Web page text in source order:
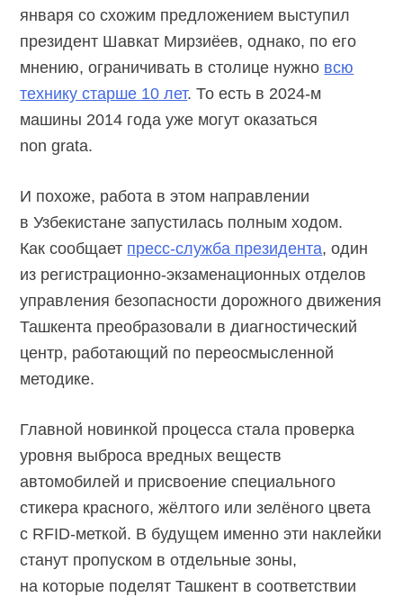
января со схожим предложением выступил
президент Шавкат Мирзиёев, однако, по его
мнению, ограничивать в столице нужно всю
технику старше 10 лет. То есть в 2024-м
машины 2014 года уже могут оказаться
non grata.
И похоже, работа в этом направлении
в Узбекистане запустилась полным ходом.
Как сообщает пресс-служба президента, один
из регистрационно-экзаменационных отделов
управления безопасности дорожного движения
Ташкента преобразовали в диагностический
центр, работающий по переосмысленной
методике.
Главной новинкой процесса стала проверка
уровня выброса вредных веществ
автомобилей и присвоение специального
стикера красного, жёлтого или зелёного цвета
с RFID-меткой. В будущем именно эти наклейки
станут пропуском в отдельные зоны,
на которые поделят Ташкент в соответствии